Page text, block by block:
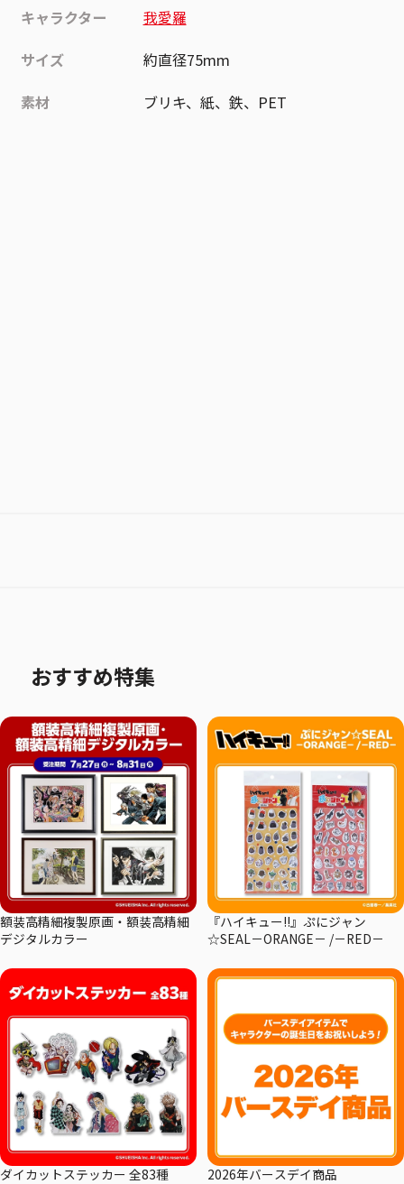
キャラクター
我愛羅
サイズ
約直径75mm
素材
ブリキ、紙、鉄、PET
おすすめ特集
額装高精細複製原画・額装高精細
デジタルカラー
『ハイキュー!!』ぷにジャン
☆SEAL－ORANGE－ /－RED－
ダイカットステッカー 全83種 2026年バースデイ商品